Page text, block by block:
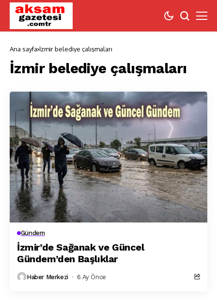
Ana sayfa İzmir belediye çalışmaları
İzmir belediye çalışmaları
Gündem
İzmir’de Sağanak ve Güncel
Gündem’den Başlıklar
Haber Merkezi 6 Ay Önce